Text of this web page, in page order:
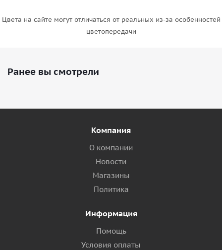
Цвета на сайте могут отличаться от реальных из-за особенностей
цветопередачи
Ранее вы смотрели
Компания
О компании
Новости
Магазины
Политика
Информация
Помощь
Условия оплаты